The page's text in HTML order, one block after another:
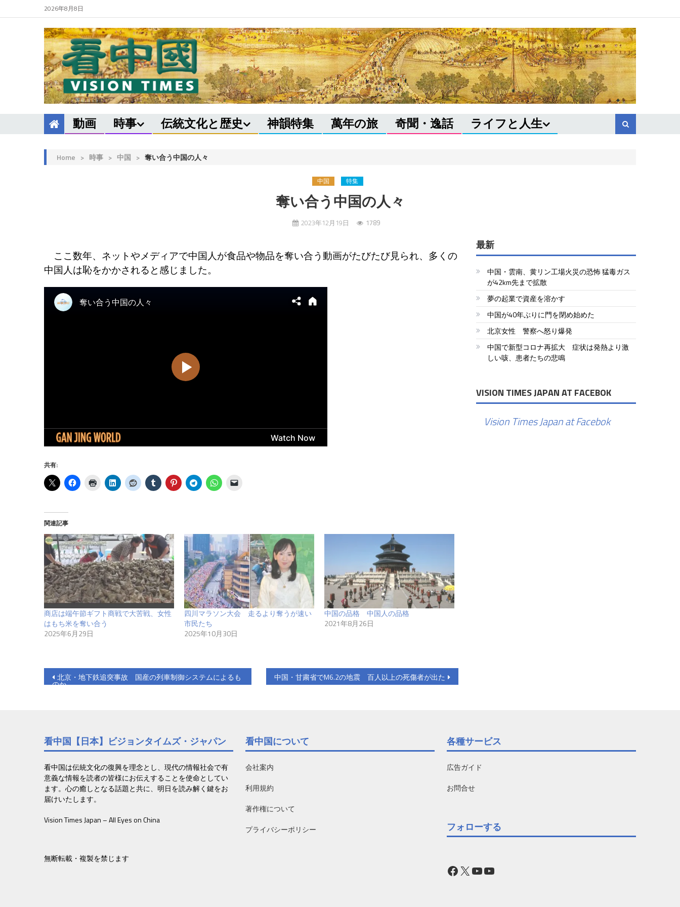
2026年8月8日
動画 時事 伝統文化と歴史 神韻特集 萬年の旅 奇聞・逸話 ライフと人生
Home > 時事 > 中国 > 奪い合う中国の人々
中国 特集
奪い合う中国の人々
2023年12月19日 1789
ここ数年、ネットやメディアで中国人が食品や物品を奪い合う動画がたびたび見られ、多くの
中国人は恥をかかされると感じました。
共有:
関連記事
商店は端午節ギフト商戦で大苦戦、女性
はもち米を奪い合う
2025年6月29日
四川マラソン大会 走るより奪うが速い
市民たち
2025年10月30日
中国の品格 中国人の品格
2021年8月26日
投
ビ
ゲ
ー
シ
ョ
ン
北京・地下鉄追突事故 国産の列車制御システムによるも
のか
中国・甘粛省でM6.2の地震 百人以上の死傷者が出た
最新
中国・雲南、黄リン工場火災の恐怖 猛毒ガス
が42km先まで拡散
夢の起業で資産を溶かす
中国が40年ぶりに門を閉め始めた
北京女性 警察へ怒り爆発
中国で新型コロナ再拡大 症状は発熱より激
しい咳、患者たちの悲鳴
VISION TIMES JAPAN AT FACEBOK
Vision Times Japan at Facebok
看中国【日本】ビジョンタイムズ・ジャパン
看中国は伝統文化の復興を理念とし、現代の情報社会で有
意義な情報を読者の皆様にお伝えすることを使命としてい
ます。心の癒しとなる話題と共に、明日を読み解く鍵をお
届けいたします。
Vision Times Japan – All Eyes on China
無断転載・複製を禁じます
看中国について
会社案内
利用規約
著作権について
プライバシーポリシー
各種サービス
広告ガイド
お問合せ
フォローする
Facebook
X YouTube
YouTube